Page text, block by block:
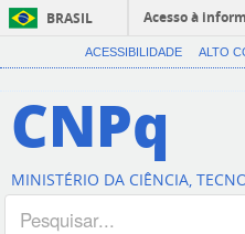
BRASIL
Acesso à
ACESSIBILIDADE ALTO
CNPq
MINISTÉRIO DA CIÊNCIA,